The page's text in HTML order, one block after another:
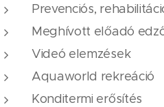
Prevenciós,
Meghívott előadó
Videó elemzések
Aquaworld rekreáció
Konditermi erősítés